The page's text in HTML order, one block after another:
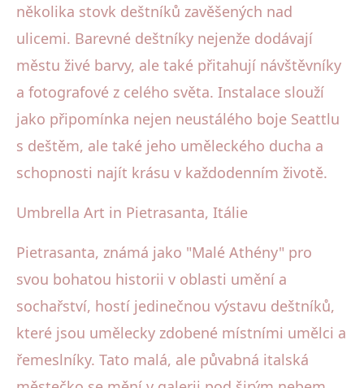
několika stovk deštníků zavěšených nad
ulicemi. Barevné deštníky nejenže dodávají
městu živé barvy, ale také přitahují návštěvníky
a fotografové z celého světa. Instalace slouží
jako připomínka nejen neustálého boje Seattlu
s deštěm, ale také jeho uměleckého ducha a
schopnosti najít krásu v každodenním životě.
Umbrella Art in Pietrasanta, Itálie
Pietrasanta, známá jako "Malé Athény" pro
svou bohatou historii v oblasti umění a
sochařství, hostí jedinečnou výstavu deštníků,
které jsou umělecky zdobené místními umělci a
řemeslníky. Tato malá, ale půvabná italská